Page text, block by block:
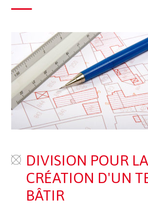
DIVISION POUR LA
CRÉATION D'UN
BÂTIR